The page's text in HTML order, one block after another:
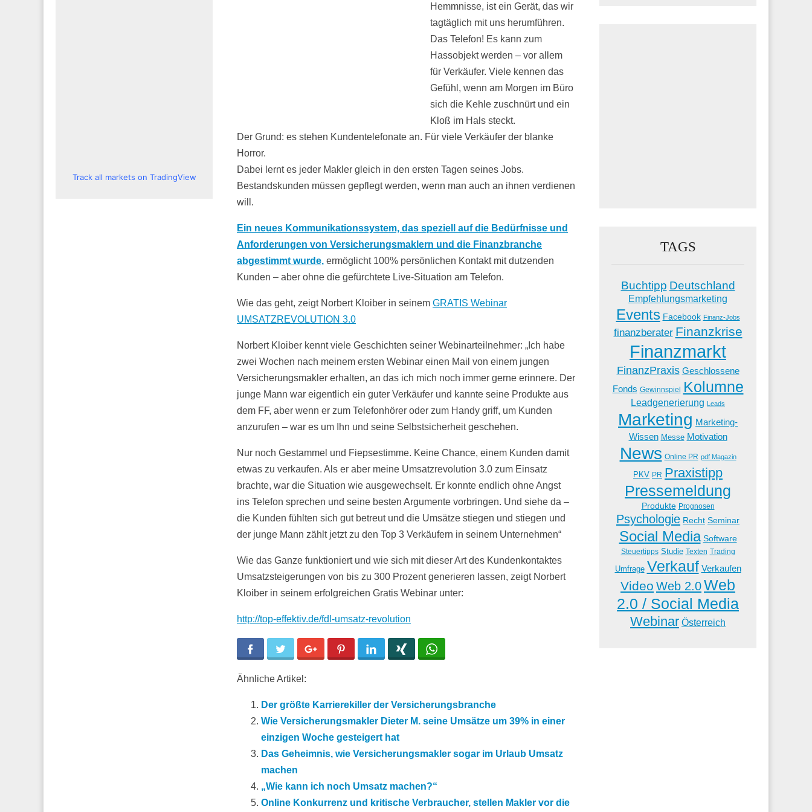
Hemmnisse, ist ein Gerät, das wir
tagtäglich mit uns herumführen.
Das Telefon! Es kann zum
Hassobjekt werden – vor allem
für Verkäufer. Viele kennen das
Gefühl, wenn am Morgen im Büro
sich die Kehle zuschnürt und ein
Kloß im Hals steckt.
Der Grund: es stehen Kundentelefonate an. Für viele Verkäufer der blanke
Horror.
Dabei lernt es jeder Makler gleich in den ersten Tagen seines Jobs.
Bestandskunden müssen gepflegt werden, wenn man auch an ihnen verdienen
will.
Ein neues Kommunikationssystem, das speziell auf die Bedürfnisse und
Anforderungen von Versicherungsmaklern und die Finanzbranche
abgestimmt wurde, ermöglicht 100% persönlichen Kontakt mit dutzenden
Kunden – aber ohne die gefürchtete Live-Situation am Telefon.
Wie das geht, zeigt Norbert Kloiber in seinem GRATIS Webinar
UMSATZREVOLUTION 3.0
Norbert Kloiber kennt viele Geschichten seiner Webinarteilnehmer: „Ich habe
zwei Wochen nach meinem ersten Webinar einen Mail von einem jungen
Versicherungsmakler erhalten, an das ich mich noch immer gerne erinnere. Der
junge Mann war eigentlich ein guter Verkäufer und kannte seine Produkte aus
dem FF, aber wenn er zum Telefonhörer oder zum Handy griff, um Kunden
anzurufen – war es um Ihn und seine Selbstsicherheit geschehen.
Nur noch Gestammel und Fiepsestimme. Keine Chance, einem Kunden damit
etwas zu verkaufen. Als er aber meine Umsatzrevolution 3.0 zum Einsatz
brachte, war die Situation wie ausgewechselt. Er konnte endlich ohne Angst
ins Telefon sprechen und seine besten Argumente vorbringen. Und siehe da –
die Kunden fühlten sich gut betreut und die Umsätze stiegen und stiegen und
der junge Mann zählt jetzt zu den Top 3 Verkäufern in seinem Unternehmen“
Wie das Ganze funktioniert und wie sich mit dieser Art des Kundenkontaktes
Umsatzsteigerungen von bis zu 300 Prozent generieren lassen, zeigt Norbert
Kloiber in seinem erfolgreichen Gratis Webinar unter:
http://top-effektiv.de/fdl-umsatz-revolution
Facebook Twitter Google+ Pinterest LinkedIn
Ähnliche Artikel:
Der größte Karrierekiller der Versicherungsbranche
Wie Versicherungsmakler Dieter M. seine Umsätze um 39% in einer
einzigen Woche gesteigert hat
Das Geheimnis, wie Versicherungsmakler sogar im Urlaub Umsatz
machen
„Wie kann ich noch Umsatz machen?“
Online Konkurrenz und kritische Verbraucher, stellen Makler vor die
Track all markets on TradingView
TAGS
Buchtipp Deutschland
Empfehlungsmarketing
Events Facebook Finanz-Jobs
finanzberater Finanzkrise
Finanzmarkt
FinanzPraxis Geschlossene
Fonds Gewinnspiel Kolumne
Leadgenerierung Leads
Marketing Marketing-
Wissen Messe Motivation
News Online PR pdf Magazin
PKV PR Praxistipp
Pressemeldung
Produkte Prognosen
Psychologie Recht Seminar
Social Media Software
Steuertipps Studie Texten Trading
Umfrage Verkauf Verkaufen
Video Web 2.0Web
2.0 / Social Media
Webinar Österreich